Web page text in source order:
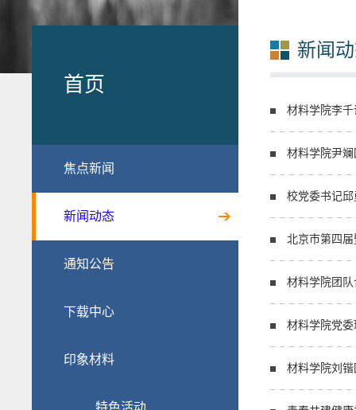
首页
焦点新闻
新闻动态
通知公告
下载中心
印象材料
特色活动
新闻
材料学院李
材料学院尹
校党委书记
北京市第四
材料学院团
材料学院党
材料学院刘